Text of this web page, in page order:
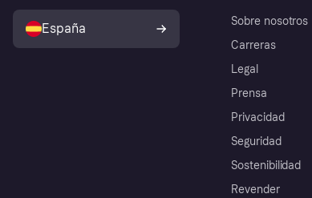
Sobre nosotros
Carreras
Legal
Prensa
Privacidad
Seguridad
Sostenibilidad
Revender
España